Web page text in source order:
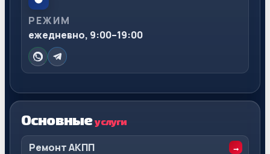
РЕЖИМ
ежедневно, 9:00–19:00
Основныеуслуги
Ремонт АКПП